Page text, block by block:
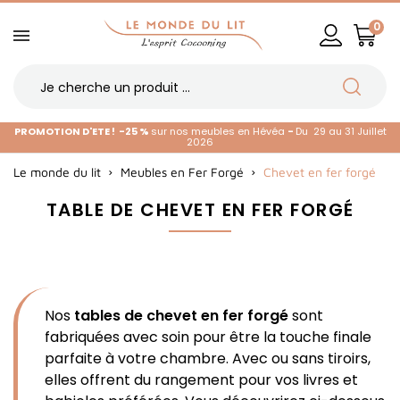
0
PROMOTION D'ETE ! -25 % sur nos meubles en Hévéa - Du 29 au 31 Juillet
2026
Le monde du lit Meubles en Fer Forgé Chevet en fer forgé
TABLE DE CHEVET EN FER FORGÉ
Nos tables de chevet en fer forgésont
fabriquées avec soin pour être la touche finale
parfaite à votre chambre. Avec ou sans tiroirs,
elles offrent du rangement pour vos livres et